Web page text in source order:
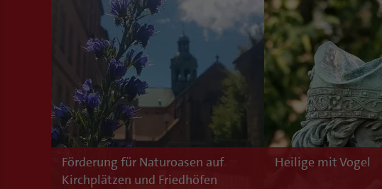
Förderung für Naturoasen auf
Kirchplätzen und Friedhöfen
Heilige mit Vogel